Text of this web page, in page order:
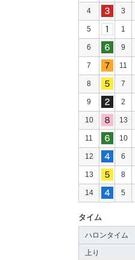
4 3
5 1
6 9
7 11
8 7
9 2
10 13
11 10
12 6
13 8
14 5
タイム
ハロンタイム
上り